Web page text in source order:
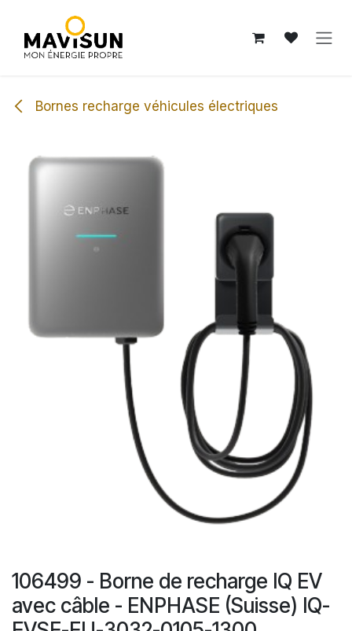
Bornes recharge véhicules électriques
106499 - Borne de recharge IQ EV
avec câble - ENPHASE (Suisse) IQ-